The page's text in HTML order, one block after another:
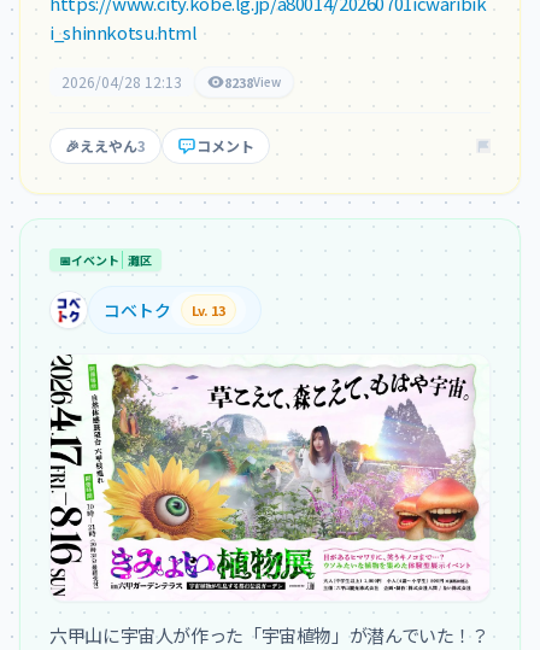
i_shinnkotsu.html
2026/04/28 12:13 8238View
🎉ええやん3 コメント
📅イベント 灘区
コベトク Lv. 13
六甲山に宇宙人が作った「宇宙植物」が潜んでいた！？